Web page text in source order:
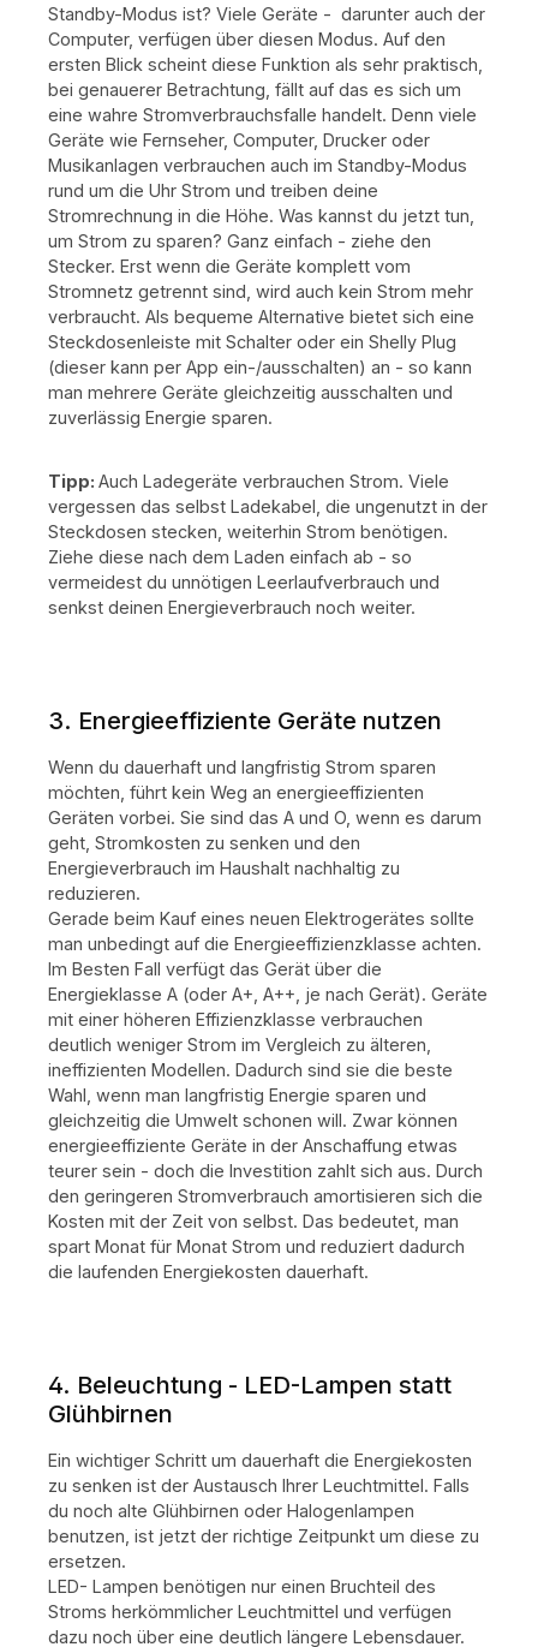
Standby-Modus ist? Viele Geräte - darunter auch der
Computer, verfügen über diesen Modus. Auf den
ersten Blick scheint diese Funktion als sehr praktisch,
bei genauerer Betrachtung, fällt auf das es sich um
eine wahre Stromverbrauchsfalle handelt. Denn viele
Geräte wie Fernseher, Computer, Drucker oder
Musikanlagen verbrauchen auch im Standby-Modus
rund um die Uhr Strom und treiben deine
Stromrechnung in die Höhe. Was kannst du jetzt tun,
um Strom zu sparen? Ganz einfach - ziehe den
Stecker. Erst wenn die Geräte komplett vom
Stromnetz getrennt sind, wird auch kein Strom mehr
verbraucht. Als bequeme Alternative bietet sich eine
Steckdosenleiste mit Schalter oder ein Shelly Plug
(dieser kann per App ein-/ausschalten) an - so kann
man mehrere Geräte gleichzeitig ausschalten und
zuverlässig Energie sparen.
Tipp: Auch Ladegeräte verbrauchen Strom. Viele
vergessen das selbst Ladekabel, die ungenutzt in der
Steckdosen stecken, weiterhin Strom benötigen.
Ziehe diese nach dem Laden einfach ab - so
vermeidest du unnötigen Leerlaufverbrauch und
senkst deinen Energieverbrauch noch weiter.
3. Energieeffiziente Geräte nutzen
Wenn du dauerhaft und langfristig Strom sparen
möchten, führt kein Weg an energieeffizienten
Geräten vorbei. Sie sind das A und O, wenn es darum
geht, Stromkosten zu senken und den
Energieverbrauch im Haushalt nachhaltig zu
reduzieren.
Gerade beim Kauf eines neuen Elektrogerätes sollte
man unbedingt auf die Energieeffizienzklasse achten.
Im Besten Fall verfügt das Gerät über die
Energieklasse A (oder A+, A++, je nach Gerät). Geräte
mit einer höheren Effizienzklasse verbrauchen
deutlich weniger Strom im Vergleich zu älteren,
ineffizienten Modellen. Dadurch sind sie die beste
Wahl, wenn man langfristig Energie sparen und
gleichzeitig die Umwelt schonen will. Zwar können
energieeffiziente Geräte in der Anschaffung etwas
teurer sein - doch die Investition zahlt sich aus. Durch
den geringeren Stromverbrauch amortisieren sich die
Kosten mit der Zeit von selbst. Das bedeutet, man
spart Monat für Monat Strom und reduziert dadurch
die laufenden Energiekosten dauerhaft.
4. Beleuchtung - LED-Lampen statt
Glühbirnen
Ein wichtiger Schritt um dauerhaft die Energiekosten
zu senken ist der Austausch Ihrer Leuchtmittel. Falls
du noch alte Glühbirnen oder Halogenlampen
benutzen, ist jetzt der richtige Zeitpunkt um diese zu
ersetzen.
LED- Lampen benötigen nur einen Bruchteil des
Stroms herkömmlicher Leuchtmittel und verfügen
dazu noch über eine deutlich längere Lebensdauer.